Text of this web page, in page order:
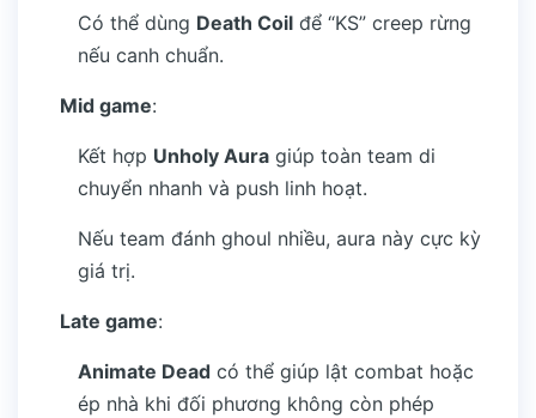
Có thể dùng Death Coil để “KS” creep rừng
nếu canh chuẩn.
Mid game:
Kết hợp Unholy Aura giúp toàn team di
chuyển nhanh và push linh hoạt.
Nếu team đánh ghoul nhiều, aura này cực kỳ
giá trị.
Late game:
Animate Dead có thể giúp lật combat hoặc
ép nhà khi đối phương không còn phép